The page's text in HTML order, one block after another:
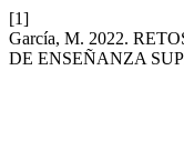
[1]
García, M. 2022.
DE ENSEÑANZA